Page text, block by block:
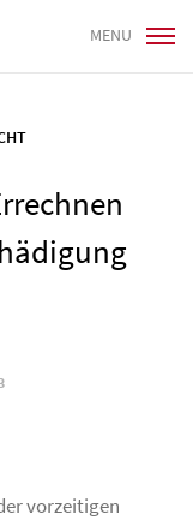
MENU
vorzeitigen